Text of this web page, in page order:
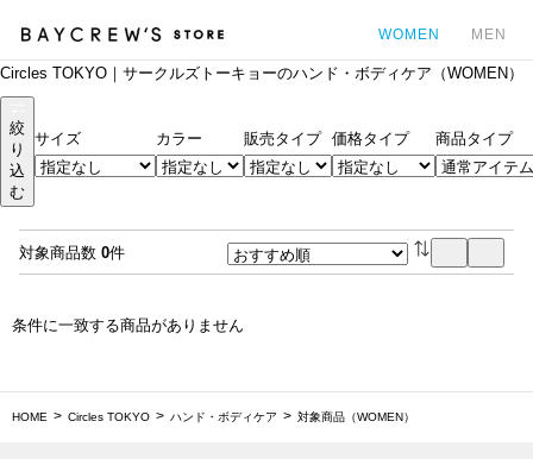
WOMEN MEN
Circles TOKYO｜サークルズトーキョーのハンド・ボディケア（WOMEN）
絞
り
込
む
サイズ カラー 販売タイプ 価格タイプ 商品タイプ
対象商品数 0件
条件に一致する商品がありません
HOME Circles TOKYO ハンド・ボディケア 対象商品（WOMEN）